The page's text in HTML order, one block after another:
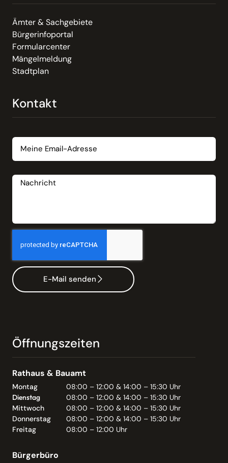
Ämter & Sachgebiete
Bürgerinfoportal
Formularcenter
Mängelmeldung
Stadtplan
Kontakt
E-Mail senden
Öffnungszeiten
Rathaus & Bauamt
Montag
08:00 – 12:00 & 14:00 – 15:30 Uhr
Dienstag
08:00 – 12:00 & 14:00 – 15:30 Uhr
Mittwoch
08:00 – 12:00 & 14:00 – 15:30 Uhr
Donnerstag
08:00 – 12:00 & 14:00 – 15:30 Uhr
Freitag
08:00 – 12:00 Uhr
Bürgerbüro